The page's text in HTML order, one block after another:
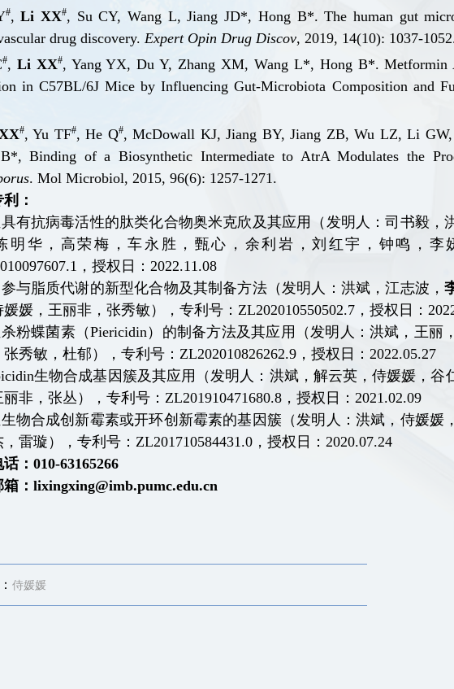
#,Li XX#, Su CY, Wang L, Jiang JD*, Hong B*. The human gut
drug discovery. Expert Opin Drug Discov, 2019, 14(10): 1037-
#, Li XX#, Yang YX, Du Y, Zhang XM, Wang L*, Hong B*. Metformin
in C57BL/6J Mice by Influencing Gut-Microbiota Composition and
#, Yu TF#, He Q#, McDowall KJ, Jiang BY, Jiang ZB, Wu LZ, Li
Binding of a Biosynthetic Intermediate to AtrA Modulates the
. Mol Microbiol, 2015, 96(6): 1257-1271.
：
有抗病毒活性的肽类化合物奥米克欣及其应用（发明人：司书毅，
明华，高荣梅，车永胜，甄心，余利岩，刘红宇，钟鸣，李
，授权日： 2022.11.08
与脂质代谢的新型化合物及其制备方法（发明人：洪斌，江志波，
媛，王丽非，张秀敏），专利号： ZL202010550502.7 ，授权日：
粉蝶菌素（Piericidin）的制备方法及其应用（发明人：洪斌，王丽
秀敏，杜郁），专利号： ZL202010826262.9 ，授权日： 2022.05.27
生物合成基因簇及其应用（发明人：洪斌，解云英，侍媛媛，谷
丽非，张丛），专利号： ZL201910471680.8 ，授权日： 2021.02.09
物合成创新霉素或开环创新霉素的基因簇（发明人：洪斌，侍媛媛
雷璇），专利号： ZL201710584431.0 ，授权日： 2020.07.24
话： 010-63165266
箱 ： lixingxing@imb.pumc.edu.cn
侍媛媛